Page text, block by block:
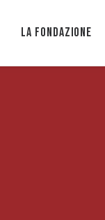
La Fondazione